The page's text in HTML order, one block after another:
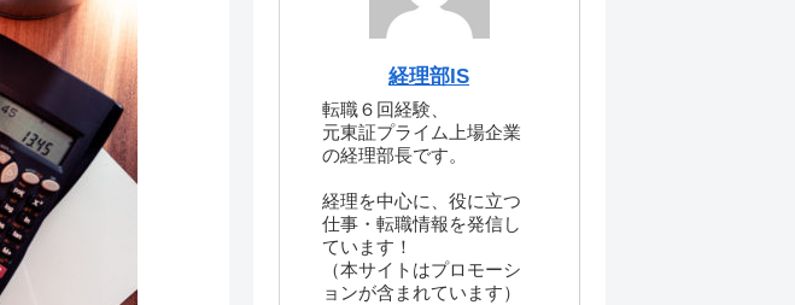
経理部IS
転職６回経験、
元東証プライム上場企業
の経理部長です。
経理を中心に、役に立つ
仕事・転職情報を発信し
ています！
（本サイトはプロモーシ
ョンが含まれています）